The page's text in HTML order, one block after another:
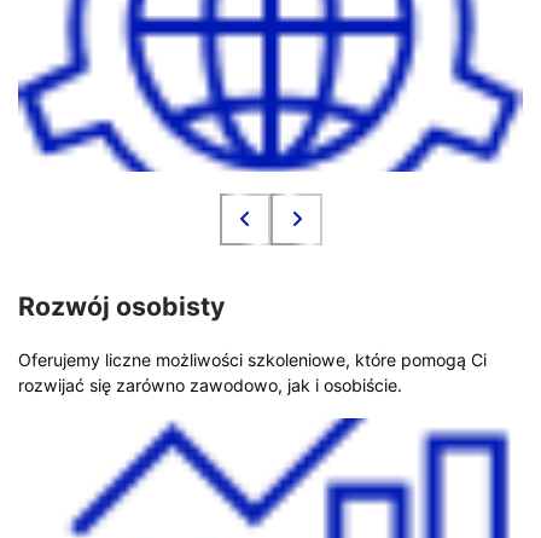
Rozwój osobisty
Oferujemy liczne możliwości szkoleniowe, które pomogą Ci
rozwijać się zarówno zawodowo, jak i osobiście.